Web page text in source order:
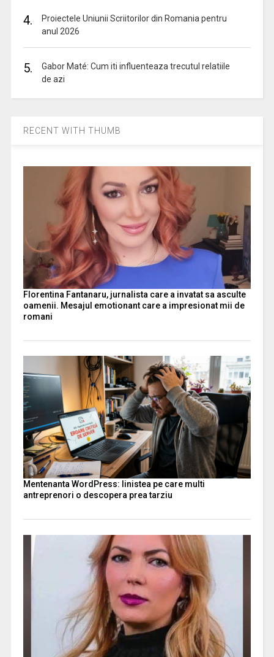
4.
Proiectele Uniunii Scriitorilor din Romania pentru
anul 2026
5.
Gabor Maté: Cum iti influenteaza trecutul relatiile
de azi
RECENT WITH THUMB
Florentina Fantanaru, jurnalista care a invatat sa asculte
oamenii. Mesajul emotionant care a impresionat mii de
romani
Mentenanta WordPress: linistea pe care multi
antreprenori o descopera prea tarziu